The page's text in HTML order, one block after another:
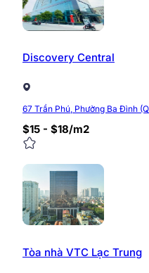
Discovery Central
67 Trần Phú, Phường Ba Đình
$15 - $18/m2
Tòa nhà VTC Lạc Trung